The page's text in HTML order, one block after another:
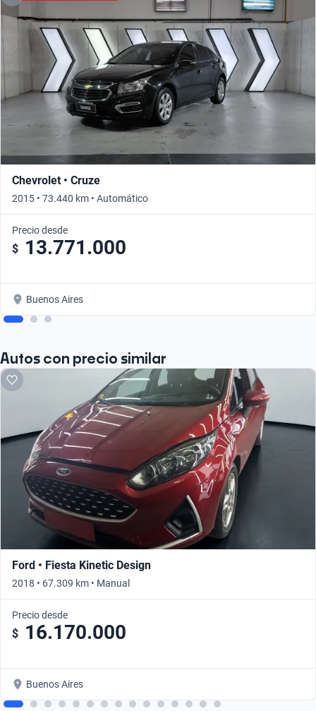
Chevrolet • Cruze
2015 • 73.440 km • Automático
Precio desde
$ 13.771.000
Buenos Aires
Autos con precio similar
Ford • Fiesta Kinetic Design
2018 • 67.309 km • Manual
Precio desde
$ 16.170.000
Buenos Aires